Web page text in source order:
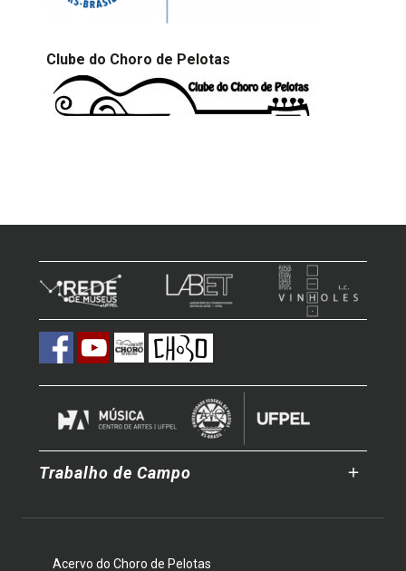
Clube do Choro de Pelotas
Trabalho de Campo
Acervo do Choro de Pelotas